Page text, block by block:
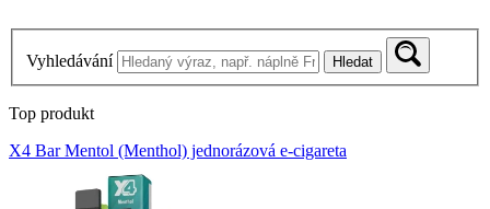
Vyhledávání Hledat
Top produkt
X4 Bar Mentol (Menthol) jednorázová e-cigareta